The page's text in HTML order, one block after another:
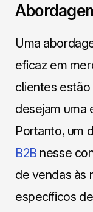
Uma
eficaz em
clientes
desejam uma
Portanto, um
B2B nesse
de vendas às
específicos